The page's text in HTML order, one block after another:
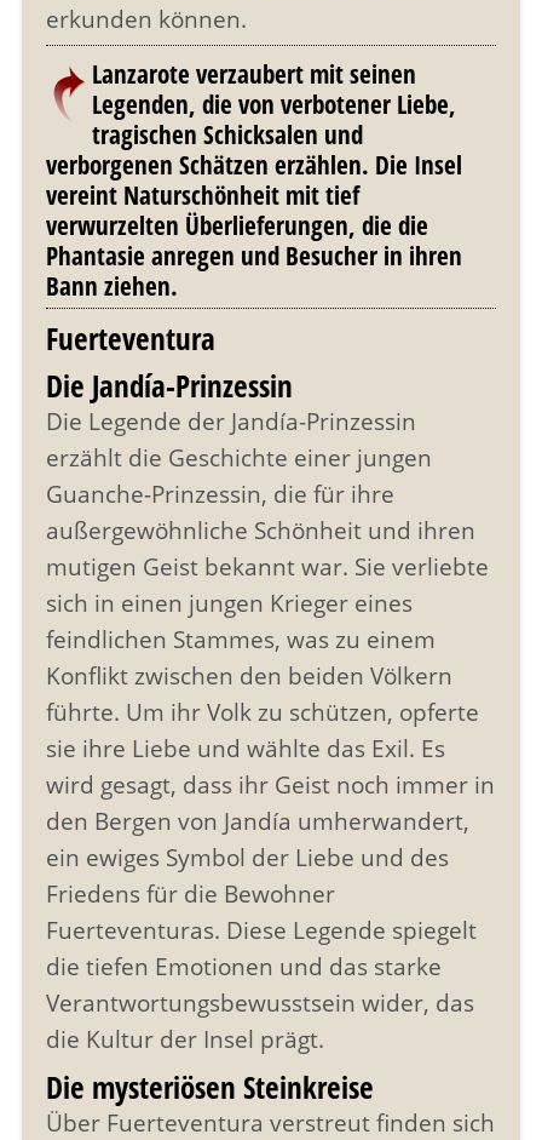
erkunden können.
Lanzarote verzaubert mit seinen
Legenden, die von verbotener Liebe,
tragischen Schicksalen und
verborgenen Schätzen erzählen. Die Insel
vereint Naturschönheit mit tief
verwurzelten Überlieferungen, die die
Phantasie anregen und Besucher in ihren
Bann ziehen.
Fuerteventura
Die Jandía-Prinzessin
Die Legende der Jandía-Prinzessin
erzählt die Geschichte einer jungen
Guanche-Prinzessin, die für ihre
außergewöhnliche Schönheit und ihren
mutigen Geist bekannt war. Sie verliebte
sich in einen jungen Krieger eines
feindlichen Stammes, was zu einem
Konflikt zwischen den beiden Völkern
führte. Um ihr Volk zu schützen, opferte
sie ihre Liebe und wählte das Exil. Es
wird gesagt, dass ihr Geist noch immer in
den Bergen von Jandía umherwandert,
ein ewiges Symbol der Liebe und des
Friedens für die Bewohner
Fuerteventuras. Diese Legende spiegelt
die tiefen Emotionen und das starke
Verantwortungsbewusstsein wider, das
die Kultur der Insel prägt.
Die mysteriösen Steinkreise
Über Fuerteventura verstreut finden sich